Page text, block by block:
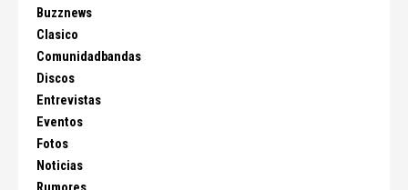
Buzznews
Clasico
Comunidadbandas
Discos
Entrevistas
Eventos
Fotos
Noticias